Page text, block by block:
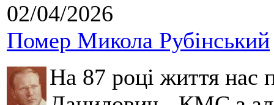
02/04/2026
Помер Микола Рубінський
На 87 році життя нас